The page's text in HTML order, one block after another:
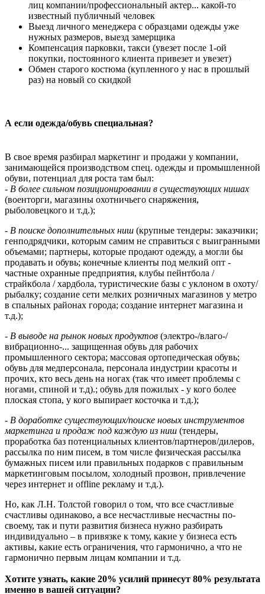
лиц компании/профессиональный актер... какой-то
известный публичный человек
Выезд личного менеджера с образцами одежды уже
нужных размеров, выезд замерщика
Компенсация парковки, такси (увезет после 1-ой
покупки, постоянного клиента привезет и увезет)
Обмен старого костюма (купленного у нас в прошлый
раз) на новый со скидкой
А если одежда/обувь специальная?
В свое время разбирал маркетинг и продажи у компании,
занимающейся производством спец. одежды и промышленной
обуви, потенциал для роста там был:
- В более сильном позиционировании в существующих нишах
(военторги, магазины охотничьего снаряжения,
рыболовецкого и т.д.);
- В поиске дополнительных ниш (крупные тендеры: заказчики;
генподрядчики, которым самим не справиться с выигранными
объемами; партнеры, которые продают одежду, а могли бы
продавать и обувь; конечные клиенты под мелкий опт -
частные охранные предприятия, клубы пейнтбола /
страйкбола / хардбола, туристические базы с уклоном в охоту/
рыбалку; создание сети мелких розничных магазинов у метро
в спальных районах города; создание интернет магазина и
т.д.);
- В выводе на рынок новых продуктов (электро-/влаго-/
вибрационно-... защищенная обувь для рабочих
промышленного сектора; массовая ортопедическая обувь;
обувь для медперсонала, персонала индустрии красоты и
прочих, кто весь день на ногах (так что имеет проблемы с
ногами, спиной и т.д).; обувь для пожилых - у кого более
плоская стопа, у кого выпирает косточка и т.д.);
- В доработке существующих/поиске новых инструментов
маркетинга и продаж под каждую из ниш (тендеры,
проработка баз потенциальных клиентов/партнеров/дилеров,
рассылка по ним писем, в том числе физическая рассылка
бумажных писем или правильных подарков с правильным
маркетинговым посылом, холодный прозвон, привлечение
через интернет и offline рекламу и т.д.).
Но, как Л.Н. Толстой говорил о том, что все счастливые
счастливы одинаково, а все несчастливые несчастны по-
своему, так и пути развития бизнеса нужно разбирать
индивидуально – в привязке к тому, какие у бизнеса есть
активы, какие есть ограничения, что гармонично, а что не
гармонично первым лицам компании и т.д.
Хотите узнать, какие 20% усилий принесут 80% результата
именно в вашей ситуации?